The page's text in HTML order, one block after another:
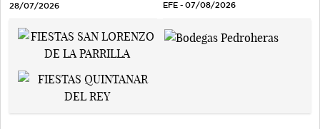
28/07/2026
EFE - 07/08/2026